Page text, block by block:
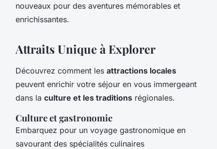
nouveaux pour des aventures mémorables et
enrichissantes.
Attraits Unique à Explorer
Découvrez comment les attractions locales
peuvent enrichir votre séjour en vous immergeant
dans la culture et les traditions régionales.
Culture et gastronomie
Embarquez pour un voyage gastronomique en
savourant des spécialités culinaires